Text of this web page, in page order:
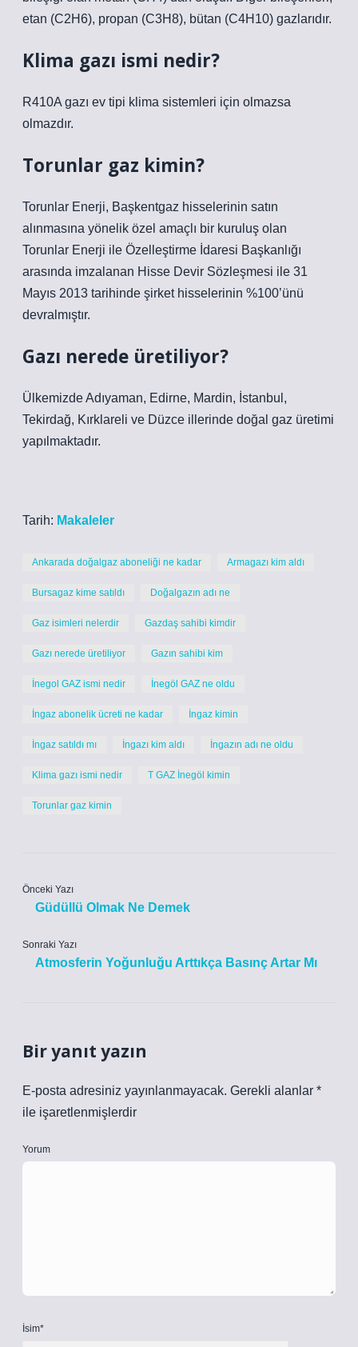
etan (C2H6), propan (C3H8), bütan (C4H10) gazlarıdır.
Klima gazı ismi nedir?
R410A gazı ev tipi klima sistemleri için olmazsa
olmazdır.
Torunlar gaz kimin?
Torunlar Enerji, Başkentgaz hisselerinin satın
alınmasına yönelik özel amaçlı bir kuruluş olan
Torunlar Enerji ile Özelleştirme İdaresi Başkanlığı
arasında imzalanan Hisse Devir Sözleşmesi ile 31
Mayıs 2013 tarihinde şirket hisselerinin %100’ünü
devralmıştır.
Gazı nerede üretiliyor?
Ülkemizde Adıyaman, Edirne, Mardin, İstanbul,
Tekirdağ, Kırklareli ve Düzce illerinde doğal gaz üretimi
yapılmaktadır.
Tarih: Makaleler
Ankarada doğalgaz aboneliği ne kadar Armagazı kim aldı
Bursagaz kime satıldı Doğalgazın adı ne
Gaz isimleri nelerdir Gazdaş sahibi kimdir
Gazı nerede üretiliyor Gazın sahibi kim
İnegol GAZ ismi nedir İnegöl GAZ ne oldu
İngaz abonelik ücreti ne kadar İngaz kimin
İngaz satıldı mı İngazı kim aldı İngazın adı ne oldu
Klima gazı ismi nedir T GAZ İnegöl kimin
Torunlar gaz kimin
Önceki Yazı
Güdüllü Olmak Ne Demek
Sonraki Yazı
Atmosferin Yoğunluğu Arttıkça Basınç Artar Mı
Bir yanıt yazın
E-posta adresiniz yayınlanmayacak. Gerekli alanlar *
ile işaretlenmişlerdir
Yorum
İsim*